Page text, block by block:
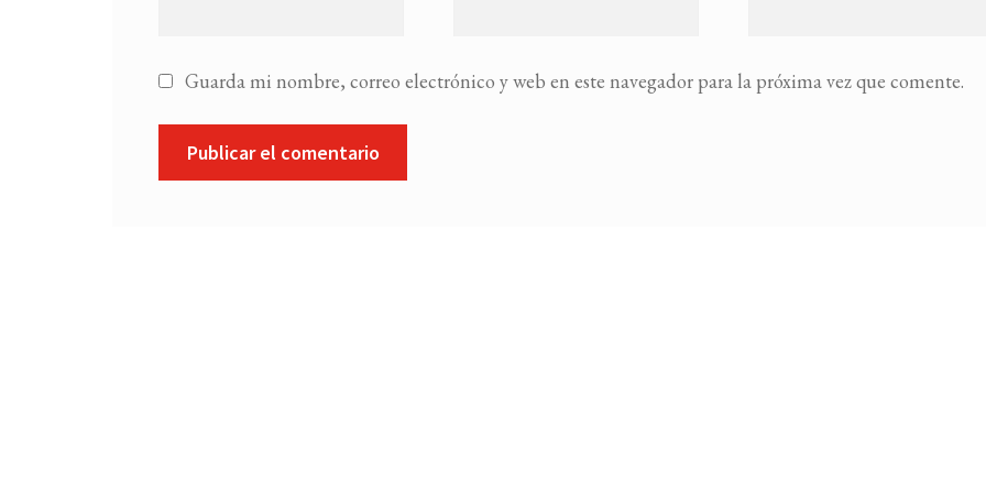
Guarda mi nombre, correo electrónico y web en este navegador para la próxima vez que comente.